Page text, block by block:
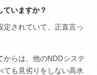
ていますか？
定されていて、正直言っ
からは、他のNDDシステ
ても見劣りをしない高水